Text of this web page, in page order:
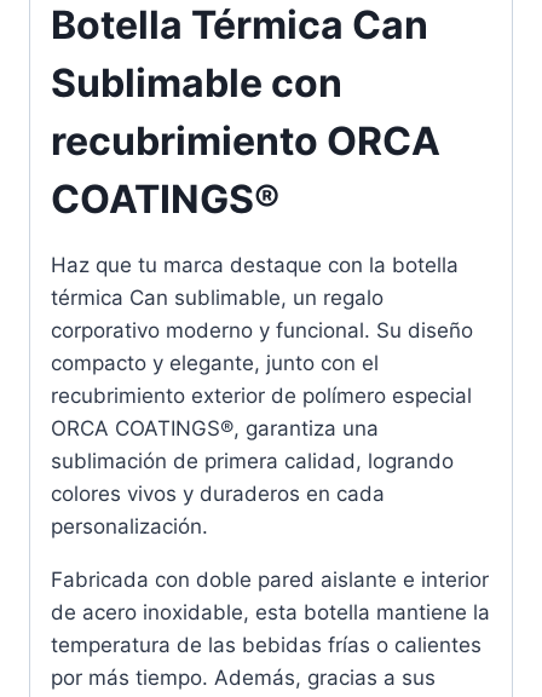
Botella Térmica Can
Sublimable con
recubrimiento ORCA
COATINGS®
Haz que tu marca destaque con la botella
térmica Can sublimable, un regalo
corporativo moderno y funcional. Su diseño
compacto y elegante, junto con el
recubrimiento exterior de polímero especial
ORCA COATINGS®, garantiza una
sublimación de primera calidad, logrando
colores vivos y duraderos en cada
personalización.
Fabricada con doble pared aislante e interior
de acero inoxidable, esta botella mantiene la
temperatura de las bebidas frías o calientes
por más tiempo. Además, gracias a sus